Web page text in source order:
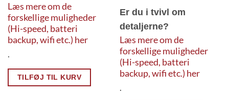
Læs mere om de
forskellige muligheder
(Hi-speed, batteri
backup, wifi etc.) her
.
TILFØJ TIL KURV
Er du i tvivl om
detaljerne?
Læs mere om de
forskellige muligheder
(Hi-speed, batteri
backup, wifi etc.) her
.